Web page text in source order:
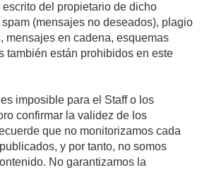
del propietario de dicho
(mensajes no deseados), plagio
mensajes en cadena, esquemas
también están prohibidos en este
imposible para el Staff o los
confirmar la validez de los
que no monitorizamos cada
y por tanto, no somos
No garantizamos la